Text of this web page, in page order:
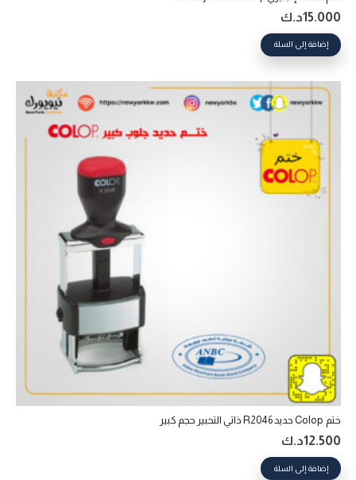
15.000د.ك
إضافة إلى السلة
ختم Colop حديد R2046 ذاتي التحبير‎ حجم كبير
12.500د.ك
إضافة إلى السلة